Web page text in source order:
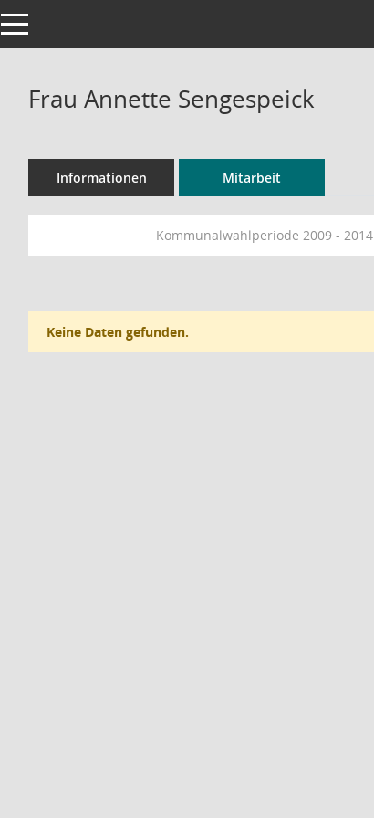
Toggle navigation
Frau Annette Sengespeick
Informationen Mitarbeit
Kommunalwahlperiode 2009 - 2014
Keine Daten gefunden.